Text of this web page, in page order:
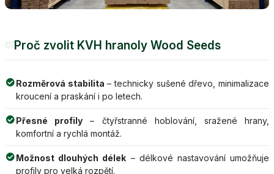
07Proč zvolit KVH hranoly Wood Seeds
Rozměrová stabilita – technicky sušené dřevo, minimalizace
kroucení a praskání i po letech.
Přesné profily – čtyřstranné hoblování, sražené hrany,
komfortní a rychlá montáž.
Možnost dlouhých délek – délkové nastavování umožňuje
profily pro velká rozpětí.